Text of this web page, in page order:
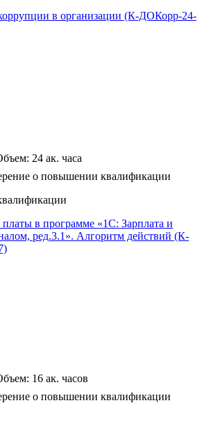
в организации (К-ДОКорр-24-
24 ак. часа
о повышении квалификации
платы в программе «1С: Зарплата и
ред.3.1». Алгоритм действий (К-
16 ак. часов
о повышении квалификации